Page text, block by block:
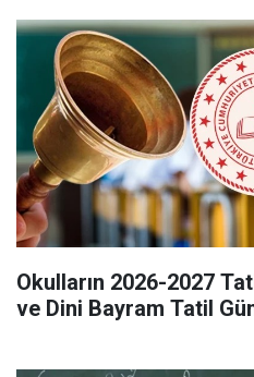
Okulların 2026-2027
ve Dini Bayram Tatil